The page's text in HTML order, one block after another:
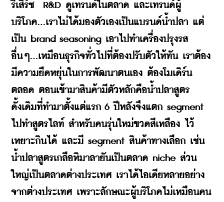
รีเสิร์ช  R&D ดูเทรนด์ในตลาด และเทรนด์ผู้
บริโภค...เราไม่ได้มองตัวเองเป็นแบรนด์น้ำปลา แต่
เป็น brand seasoning เอาไปทำเครื่องปรุงรส
อื่นๆ...เหมือนธุรกิจทั่วไปที่ต้องปรับตัวให้ทัน เราต้อง
มีความยืดหยุ่นในการพัฒนาตนเอง ต้องโมเดิร์น
ตลอด ตอนเข้ามาสินค้ามีตัวหลักคือน้ำปลาสูตร
ดั้งเดิมที่ทำมาตั้งแต่แรก 6 ปีหลังจึงแตก segment
ไปทำสูตรไลท์ สำหรับคนรุ่นใหม่ขวดสีเหลือง ไว้
เหยาะกินได้ และมี segment สินค้าทางเลือก เช่น
น้ำปลาสูตรเกลือหิมาลายันเป็นตลาด niche ส่วน
ใหญ่เป็นตลาดต่างประเทศ เราได้ไอเดียหลายอย่าง
จากต่างประเทศ เพราะลักษณะผู้บริโภคไม่เหมือนคน